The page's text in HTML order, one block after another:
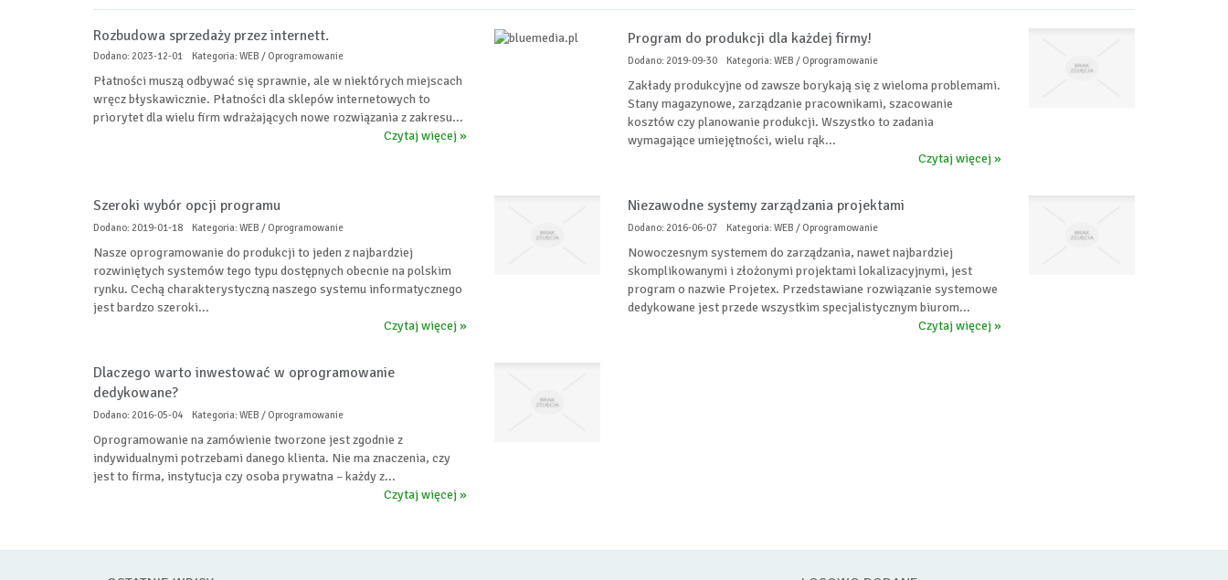
Rozbudowa sprzedaży przez internett.
Dodano: 2023-12-01 Kategoria: WEB / Oprogramowanie
Płatności muszą odbywać się sprawnie, ale w niektórych miejscach
wręcz błyskawicznie. Płatności dla sklepów internetowych to
priorytet dla wielu firm wdrażających nowe rozwiązania z zakresu...
Czytaj więcej »
Program do produkcji dla każdej firmy!
Dodano: 2019-09-30 Kategoria: WEB / Oprogramowanie
Zakłady produkcyjne od zawsze borykają się z wieloma problemami.
Stany magazynowe, zarządzanie pracownikami, szacowanie
kosztów czy planowanie produkcji. Wszystko to zadania
wymagające umiejętności, wielu rąk...
Czytaj więcej »
Szeroki wybór opcji programu
Dodano: 2019-01-18 Kategoria: WEB / Oprogramowanie
Nasze oprogramowanie do produkcji to jeden z najbardziej
rozwiniętych systemów tego typu dostępnych obecnie na polskim
rynku. Cechą charakterystyczną naszego systemu informatycznego
jest bardzo szeroki...
Czytaj więcej »
Niezawodne systemy zarządzania projektami
Dodano: 2016-06-07 Kategoria: WEB / Oprogramowanie
Nowoczesnym systemem do zarządzania, nawet najbardziej
skomplikowanymi i złożonymi projektami lokalizacyjnymi, jest
program o nazwie Projetex. Przedstawiane rozwiązanie systemowe
dedykowane jest przede wszystkim specjalistycznym biurom...
Czytaj więcej »
Dlaczego warto inwestować w oprogramowanie
dedykowane?
Dodano: 2016-05-04 Kategoria: WEB / Oprogramowanie
Oprogramowanie na zamówienie tworzone jest zgodnie z
indywidualnymi potrzebami danego klienta. Nie ma znaczenia, czy
jest to firma, instytucja czy osoba prywatna – każdy z...
Czytaj więcej »